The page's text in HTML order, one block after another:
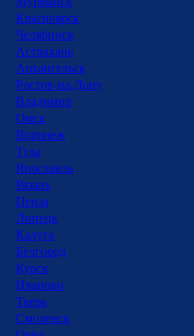
Красноярск
Челябинск
Астрахань
Архангельск
Ростов-на-Дону
Владимир
Омск
Воронеж
Тула
Ярославль
Рязань
Пенза
Липецк
Калуга
Белгород
Курск
Иваново
Тверь
Смоленск